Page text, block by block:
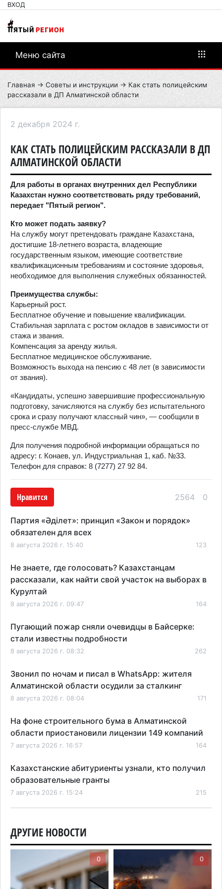
ВХОД
Меню сайта
Главная → Советы и инструкции → Как стать полицейским
рассказали в ДП Алматинской области
2 декабря 2024 г.
КАК СТАТЬ ПОЛИЦЕЙСКИМ РАССКАЗАЛИ В ДП
АЛМАТИНСКОЙ ОБЛАСТИ
Для работы в органах внутренних дел Республики
Казахстан нужно соответствовать ряду требований,
передает "Пятый регион".
Кто может подать заявку?
На службу могут претендовать граждане Казахстана,
достигшие 18-летнего возраста, владеющие
государственным языком, имеющие соответствие
квалификационным требованиям и состояние здоровья,
необходимое для выполнения служебных обязанностей.
Преимущества службы:
Карьерный рост.
Бесплатное обучение и повышение квалификации.
Стабильная зарплата с ростом окладов в зависимости от
стажа и звания.
Компенсация за аренду жилья.
Бесплатное медицинское обслуживание.
Возможность выхода на пенсию с 48 лет (в зависимости
от звания).
«Кандидаты, успешно завершившие профессиональную
подготовку, зачисляются на службу без испытательного
срока и сразу получают классный чин», — сообщили в
пресс-службе МВД.
Для получения подробной информации обращаться по
адресу: г. Конаев, ул. Индустриальная 1, каб. №33.
Телефон для справок: 8 (7277) 27 92 84.
Нравится 2564 0
Партия «Әділет»: принцип «Закон и порядок»
обязателен для всех
8 августа 2026 г. 15:40 123
Не знаете, где голосовать? Казахстанцам
рассказали, как найти свой участок на выборах в
Курултай
8 августа 2026 г. 09:47 164
Пугающий пожар сняли очевидцы в Байсерке:
стали известны подробности
8 августа 2026 г. 08:32 262
Звонил по ночам и писал в WhatsApp: жителя
Алматинской области осудили за сталкинг
8 августа 2026 г. 08:04 171
На фоне строительного бума в Алматинской
области приостановили лицензии 149 компаний
7 августа 2026 г. 16:57 164
Казахстанские абитуриенты узнали, кто получил
образовательные гранты
7 августа 2026 г. 15:24 215
морских контейнерах
7 августа 2026 г. 11:24
В Талгарском районе загорелись строительные
отходы: пожар охватил 300 квадратных метров
карьера
ДРУГИЕ НОВОСТИ
0 0